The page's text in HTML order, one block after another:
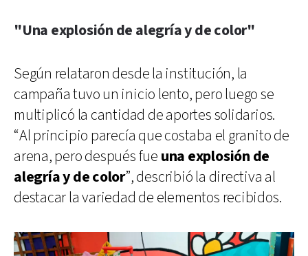
"Una explosión de alegría y de color"
Según relataron desde la institución, la
campaña tuvo un inicio lento, pero luego se
multiplicó la cantidad de aportes solidarios.
“Al principio parecía que costaba el granito de
arena, pero después fue una explosión de
alegría y de color”, describió la directiva al
destacar la variedad de elementos recibidos.